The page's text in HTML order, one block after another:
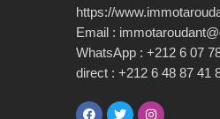
https://
Email :
WhatsApp : +212 6 07
direct : +212 6 48 87 41